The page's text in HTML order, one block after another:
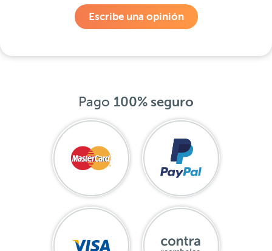
Escribe una opinión
Pago 100% seguro